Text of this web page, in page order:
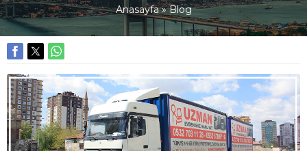
Anasayfa»Blog